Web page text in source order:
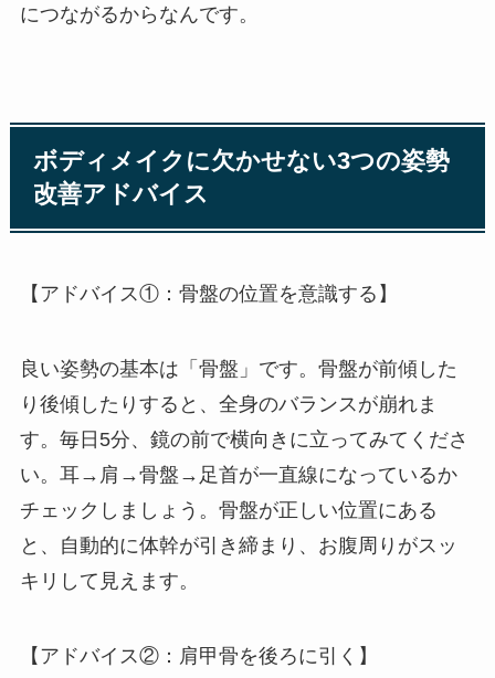
につながるからなんです。
ボディメイクに欠かせない3つの姿勢
改善アドバイス
【アドバイス①：骨盤の位置を意識する】
良い姿勢の基本は「骨盤」です。骨盤が前傾した
り後傾したりすると、全身のバランスが崩れま
す。毎日5分、鏡の前で横向きに立ってみてくださ
い。耳→肩→骨盤→足首が一直線になっているか
チェックしましょう。骨盤が正しい位置にある
と、自動的に体幹が引き締まり、お腹周りがスッ
キリして見えます。
【アドバイス②：肩甲骨を後ろに引く】